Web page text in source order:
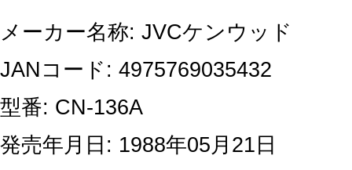
メーカー名称: JVCケンウッド
JANコード: 4975769035432
型番: CN-136A
発売年月日: 1988年05月21日